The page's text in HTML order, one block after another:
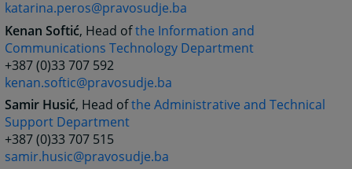
katarina.peros@pravosudje.ba
Kenan Softić, Head ofthe Information and
Communications Technology Department
+387 (0)33 707 592
kenan.softic@pravosudje.ba
Samir Husić, Head oftheAdministrative and Technical
Support Department
+387 (0)33 707 515
samir.husic@pravosudje.ba